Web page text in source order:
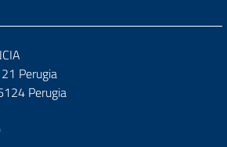
Perugia
Perugia